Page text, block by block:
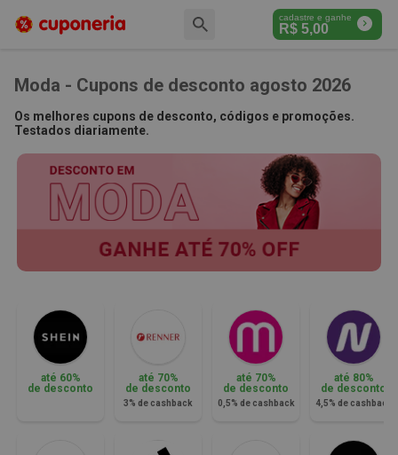
cadastre e ganhe
R$ 5,00
Moda - Cupons de desconto agosto 2026
Os melhores cupons de desconto, códigos e promoções.
Testados diariamente.
até 60%
de desconto
até 70%
de desconto
3% de cashback
até 70%
de desconto
0,5% de cashback
até 80%
de desconto
4,5% de cashback